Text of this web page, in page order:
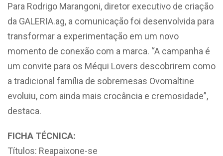
Para Rodrigo Marangoni, diretor executivo de criação
da GALERIA.ag, a comunicação foi desenvolvida para
transformar a experimentação em um novo
momento de conexão com a marca. “A campanha é
um convite para os Méqui Lovers descobrirem como
a tradicional família de sobremesas Ovomaltine
evoluiu, com ainda mais crocância e cremosidade”,
destaca.
FICHA TÉCNICA:
Títulos: Reapaixone-se